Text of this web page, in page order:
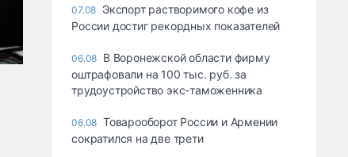
07.08 Экспорт растворимого кофе из
России достиг рекордных показателей
06.08 В Воронежской области фирму
оштрафовали на 100 тыс. руб. за
трудоустройство экс-таможенника
06.08 Товарооборот России и Армении
сократился на две трети